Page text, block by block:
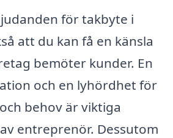
för takbyte i
att du kan få en känsla
bemöter kunder. En
och en lyhördhet för
behov är viktiga
entreprenör. Dessutom